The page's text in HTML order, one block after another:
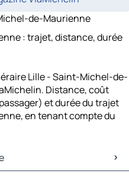
de-Maurienne
: trajet, distance, durée
Lille - Saint-Michel-de-
Distance, coût
et durée du trajet
en tenant compte du